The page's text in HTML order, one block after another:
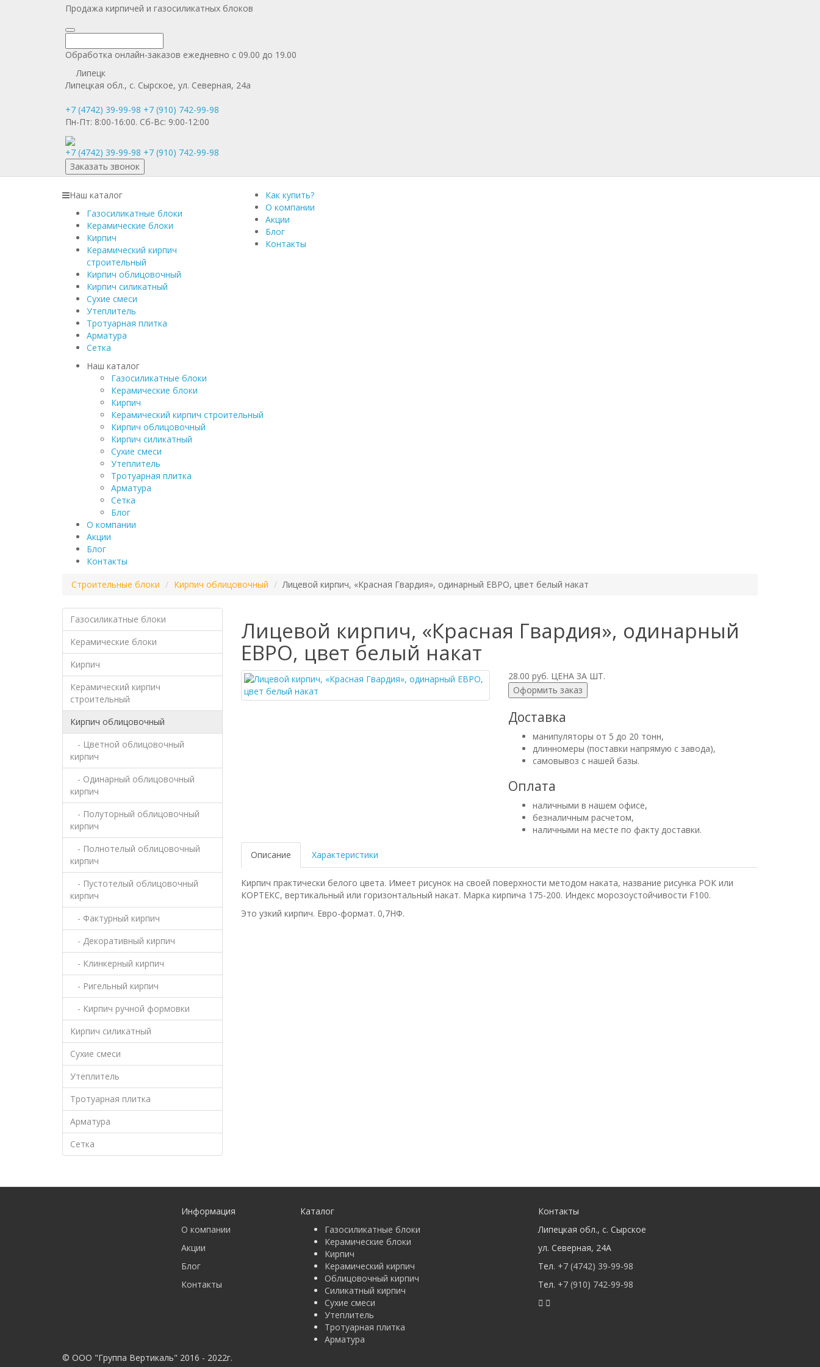
Продажа кирпичей и газосиликатных блоков
Обработка онлайн-заказов ежедневно с 09.00 до 19.00
Липецк
Липецкая обл., с. Сырское, ул. Северная, 24а
+7 (4742) 39-99-98 +7 (910) 742-99-98
Пн-Пт: 8:00-16:00. Сб-Вс: 9:00-12:00
+7 (4742) 39-99-98 +7 (910) 742-99-98
Заказать звонок
Наш каталог
Газосиликатные блоки
Керамические блоки
Кирпич
Керамический кирпич
строительный
Кирпич облицовочный
Кирпич силикатный
Сухие смеси
Утеплитель
Тротуарная плитка
Арматура
Сетка
Как купить?
О компании
Акции
Блог
Контакты
Наш каталог
Газосиликатные блоки
Керамические блоки
Кирпич
Керамический кирпич строительный
Кирпич облицовочный
Кирпич силикатный
Сухие смеси
Утеплитель
Тротуарная плитка
Арматура
Сетка
Блог
О компании
Акции
Блог
Контакты
Строительные блоки
Кирпич облицовочный Лицевой кирпич, «Красная Гвардия», одинарный ЕВРО, цвет белый накат
Газосиликатные блоки
Керамические блоки
Кирпич
Керамический кирпич
строительный
Кирпич облицовочный
- Цветной облицовочный
кирпич
- Одинарный облицовочный
кирпич
- Полуторный облицовочный
кирпич
- Полнотелый облицовочный
кирпич
- Пустотелый облицовочный
кирпич
- Фактурный кирпич
- Декоративный кирпич
- Клинкерный кирпич
- Ригельный кирпич
- Кирпич ручной формовки
Кирпич силикатный
Сухие смеси
Утеплитель
Тротуарная плитка
Арматура
Сетка
Лицевой кирпич, «Красная Гвардия», одинарный
ЕВРО, цвет белый накат
28.00 руб. ЦЕНА ЗА ШТ.
Оформить заказ
Доставка
манипуляторы от 5 до 20 тонн,
длинномеры (поставки напрямую с завода),
самовывоз с нашей базы.
Оплата
наличными в нашем офисе,
безналичным расчетом,
наличными на месте по факту доставки.
Описание Характеристики
Кирпич практически белого цвета. Имеет рисунок на своей поверхности методом наката, название рисунка РОК или
КОРТЕКС, вертикальный или горизонтальный накат. Марка кирпича 175-200. Индекс морозоустойчивости F100.
Это узкий кирпич. Евро-формат. 0,7НФ.
Информация
О компании
Акции
Блог
Контакты
Каталог
Газосиликатные блоки
Керамические блоки
Кирпич
Керамический кирпич
Облицовочный кирпич
Силикатный кирпич
Сухие смеси
Утеплитель
Тротуарная плитка
Арматура
Контакты
Липецкая обл., с. Cырское
ул. Северная, 24А
Тел. +7 (4742) 39-99-98
Тел. +7 (910) 742-99-98
© ООО "Группа Вертикаль" 2016 - 2022г.